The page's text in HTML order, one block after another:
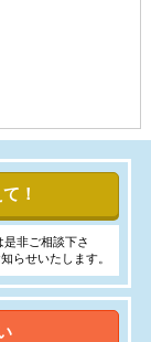
！
是非ご相談下さ
らせいたします。